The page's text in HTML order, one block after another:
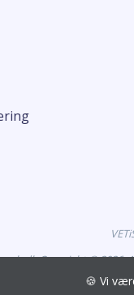
Copyright ©
🍪 Vi